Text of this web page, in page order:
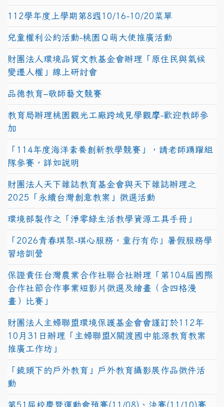
112學年度上學期第8週10/16-10/20菜單
兒童權利公約活動-桃園Ｑ萌大使推廣活動
財團法人環境品質文教基金會辦理「原住民與氣候
變遷人權」線上研討會
品德教育–敬師藝文競賽
教育局辦理桃園觀光工廠跨域見學觀摩-歡迎教師參
加
「114年度海洋素養創新教學競賽」，請老師踴躍組
隊參賽，詳如說明
財團法人天下雜誌教育基金會與天下雜誌辦理之
2025「永續台灣創意教案」徵選活動
環境部製作之「淨零綠生活教學資源工具手冊」
「2026青春琪聚-琪心服務，童行有你」暑假服務學
習培訓營
保證責任台灣農業合作社聯合社辦理「第104屆國際
合作社節合作事業短影片徵選及繪畫（含四格漫
畫）比賽」
財團法人主婦聯盟環境保護基金會會謹訂於112年
10月31日辦理「主婦聯盟X關渡國中能源教育教案
推廣工作坊」
「鏡頭下的戶外教育」戶外教育攝影展作品徵件活
動
第51屆校慶暨運動會預賽(11/08)、決賽(11/10)賽